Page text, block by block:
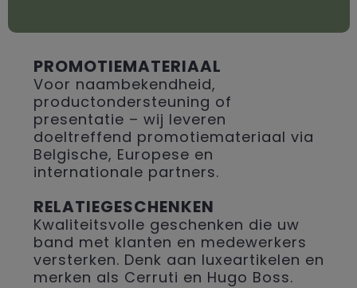
PROMOTIEMATERIAAL
Voor naambekendheid,
productondersteuning of
presentatie – wij leveren
doeltreffend promotiemateriaal via
Belgische, Europese en
internationale partners.
RELATIEGESCHENKEN
Kwaliteitsvolle geschenken die uw
band met klanten en medewerkers
versterken. Denk aan luxeartikelen en
merken als Cerruti en Hugo Boss.